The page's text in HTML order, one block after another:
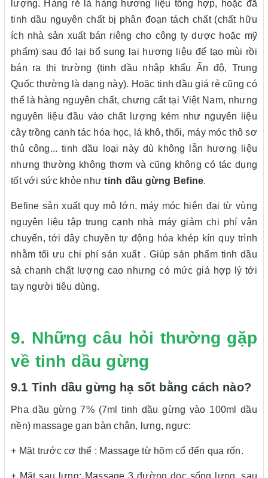
lượng. Hàng rẻ là hàng hương liệu tổng hợp, hoặc đã
tinh dầu nguyên chất bị phân đoạn tách chất (chất hữu
ích nhà sản xuất bán riêng cho công ty dược hoặc mỹ
phẩm) sau đó lại bổ sung lại hương liệu để tạo mùi rồi
bán ra thị trường (tinh dầu nhập khẩu Ấn độ, Trung
Quốc thường là dạng này). Hoặc tinh dầu giá rẻ cũng có
thể là hàng nguyên chất, chưng cất tại Việt Nam, nhưng
nguyên liệu đầu vào chất lượng kém như nguyên liệu
cây trồng canh tác hóa học, lá khô, thối, máy móc thô sơ
thủ công... tinh dầu loại này dù không lẫn hương liệu
nhưng thường không thơm và cũng không có tác dụng
tốt với sức khỏe nhưtinh dầu gừng Befine.
Befine sản xuất quy mô lớn, máy móc hiện đại từ vùng
nguyên liệu tập trung cạnh nhà máy giảm chi phí vận
chuyển, tới dây chuyền tự động hóa khép kín quy trình
nhằm tối ưu chi phí sản xuất . Giúp sản phẩm tinh dầu
sả chanh chất lượng cao nhưng có mức giá hợp lý tới
tay người tiêu dùng.
9. Những câu hỏi thường gặp
về tinh dầu gừng
9.1 Tinh dầu gừng hạ sốt bằng cách nào?
Pha dầu gừng 7% (7ml tinh dầu gừng vào 100ml dầu
nền) massage gan bàn chân, lưng, ngực:
+ Mặt trước cơ thể : Massage từ hõm cổ đến qua rốn.
+ Mặt sau lưng: Massage 3 đường dọc sống lưng, sau